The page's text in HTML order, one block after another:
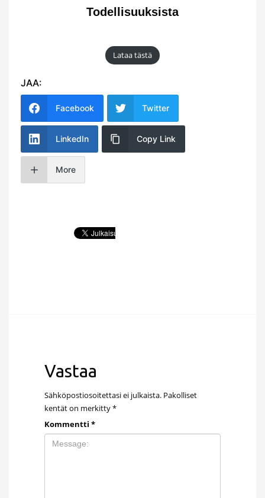
Todellisuuksista
Lataa tästä
JAA:
Facebook Twitter
LinkedIn Copy Link
More
Vastaa
Sähköpostiosoitettasi ei julkaista. Pakolliset
kentät on merkitty*
Kommentti *